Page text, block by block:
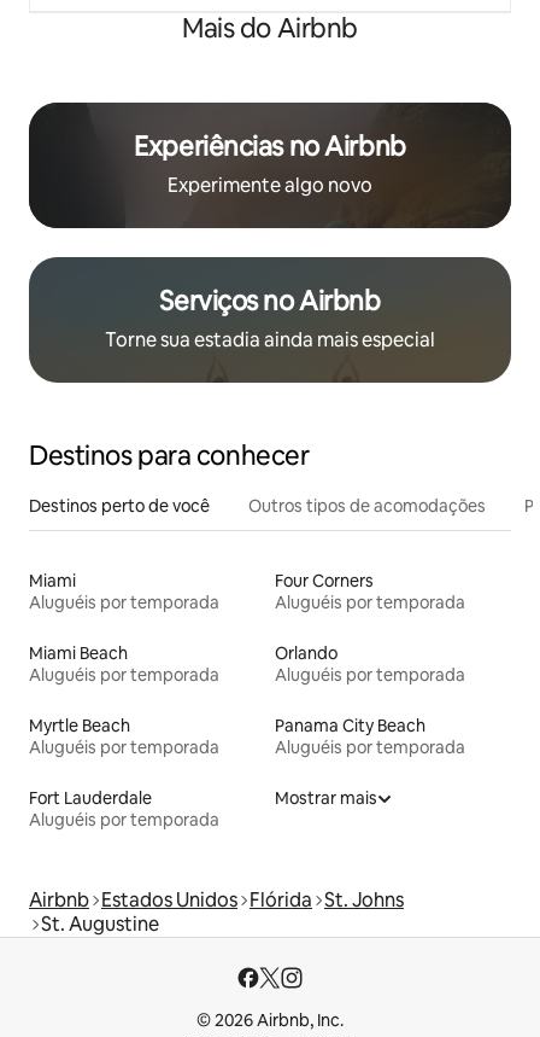
Mais do Airbnb
Experiências no Airbnb
Experimente algo novo
Serviços no Airbnb
Torne sua estadia ainda mais especial
Destinos para conhecer
Destinos perto de você Outros tipos de acomodações
Miami
Aluguéis por temporada
Four Corners
Aluguéis por temporada
Miami Beach
Aluguéis por temporada
Orlando
Aluguéis por temporada
Myrtle Beach
Aluguéis por temporada
Panama City Beach
Aluguéis por temporada
Fort Lauderdale
Aluguéis por temporada
Mostrar mais
Airbnb Estados Unidos Flórida St. Johns
St. Augustine
© 2026 Airbnb, Inc.